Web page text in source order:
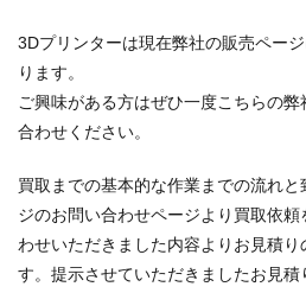
3Dプリンターは現在弊社の販売ペー
ります。
ご興味がある方はぜひ一度こちらの弊
合わせください。
買取までの基本的な作業までの流れ
ジのお問い合わせページより買取依
わせいただきました内容よりお見積
す。提示させていただきましたお見積